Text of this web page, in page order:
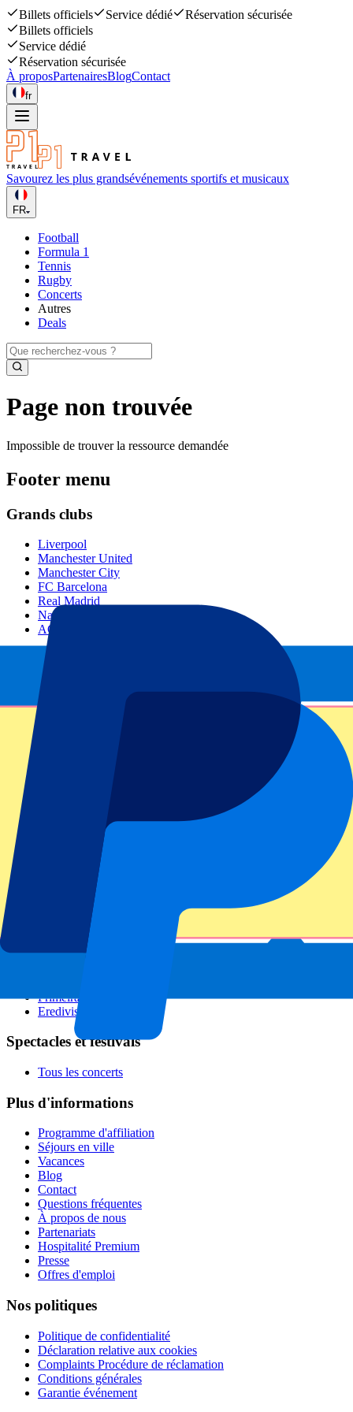
Billets officiels Service dédié
Réservation sécurisée
Billets officiels
Service dédié
Réservation sécurisée
À proposPartenairesBlogContact
fr
Savourez les plus grandsévénements sportifs et musicaux
FR
Football
Formula 1
Tennis
Rugby
Concerts
Autres
Deals
Page non trouvée
Impossible de trouver la ressource demandée
Footer menu
Grands clubs
Liverpool
Manchester United
Manchester City
FC Barcelona
Real Madrid
Napoli
AC Milan
Événements populaires
GP Espagne
Tous les sports
Championnats de football
Ligue des Champions
Premier League
Serie A
Primeira Liga
Eredivisie
Spectacles et festivals
Tous les concerts
Plus d'informations
Programme d'affiliation
Séjours en ville
Vacances
Blog
Contact
Questions fréquentes
À propos de nous
Partenariats
Hospitalité Premium
Presse
Offres d'emploi
Nos politiques
Politique de confidentialité
Déclaration relative aux cookies
Complaints Procédure de réclamation
Conditions générales
Garantie événement